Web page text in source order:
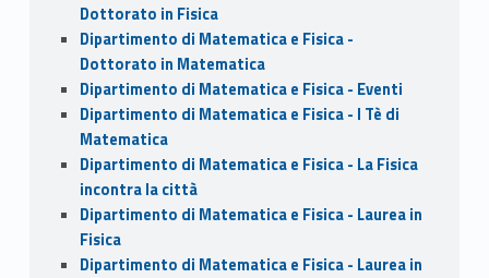
Dottorato in Fisica
Dipartimento di Matematica e Fisica -
Dottorato in Matematica
Dipartimento di Matematica e Fisica - Eventi
Dipartimento di Matematica e Fisica - I Tè di
Matematica
Dipartimento di Matematica e Fisica - La Fisica
incontra la città
Dipartimento di Matematica e Fisica - Laurea in
Fisica
Dipartimento di Matematica e Fisica - Laurea in